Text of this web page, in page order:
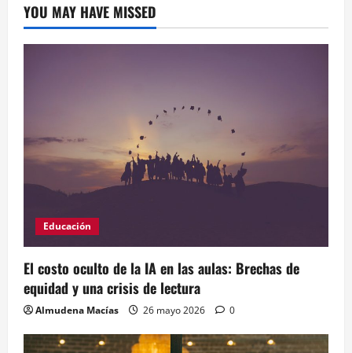
YOU MAY HAVE MISSED
Educación
El costo oculto de la IA en las aulas: Brechas de
equidad y una crisis de lectura
Almudena Macías 26 mayo 2026 0